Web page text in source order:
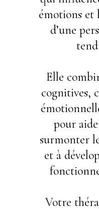
émotions et
d’une
Elle
cognitives,
pour
surmonter
et à
Votre